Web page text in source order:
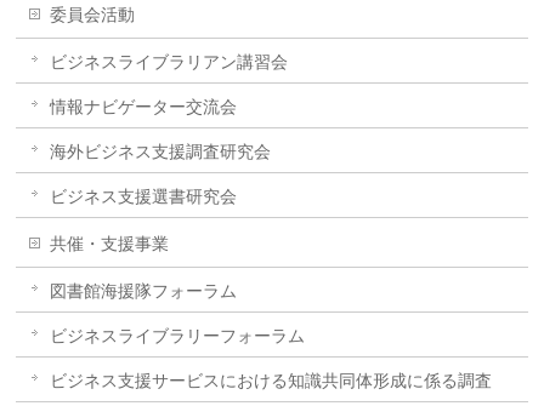
委員会活動
ビジネスライブラリアン講習会
情報ナビゲーター交流会
海外ビジネス支援調査研究会
ビジネス支援選書研究会
共催・支援事業
図書館海援隊フォーラム
ビジネスライブラリーフォーラム
ビジネス支援サービスにおける知識共同体形成に係る調査